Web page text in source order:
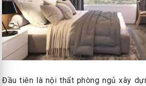
Đầu tiên là nội thất phòng ngủ xây